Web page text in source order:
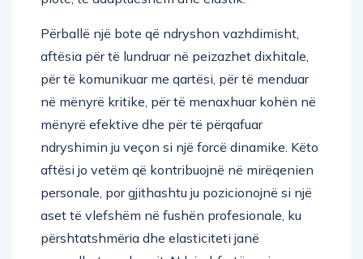
aftësia për të lundruar në peizazhet dixhitale,
për të komunikuar me qartësi, për të menduar
në mënyrë kritike, për të menaxhuar kohën në
mënyrë efektive dhe për të përqafuar
ndryshimin ju veçon si një forcë dinamike. Këto
aftësi jo vetëm që kontribuojnë në mirëqenien
personale, por gjithashtu ju pozicionojnë si një
aset të vlefshëm në fushën profesionale, ku
përshtatshmëria dhe elasticiteti janë
monedhat e suksesit. Ndaj, shfrytëzoni